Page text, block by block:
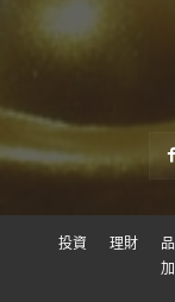
投資 理財